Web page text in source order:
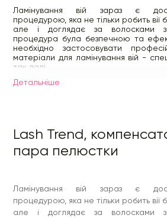
Ламінування вій зараз є
процедурою, яка не тільки робить вії
але і доглядає за волосками
процедура була безпечною та
необхідно застосовувати
матеріали для ламінування вій -
так далі.
Детальнiше
Lash Trend,
пара пелюстки
Ламінування вій зараз є
процедурою, яка не тільки робить вії
але і доглядає за волосками